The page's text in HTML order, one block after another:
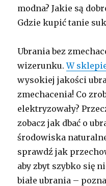
modna? Jakie są
Gdzie kupić tanie
Ubrania bez
wizerunku.W
wysokiej jakości
zmechacenia! Co
elektryzowały?
zobacz jak dbać o
środowiska
sprawdź jak
aby zbyt szybko się
białe ubrania –